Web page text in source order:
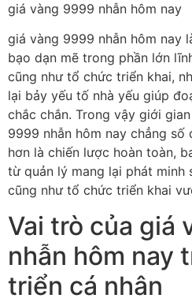
giá vàng 9999 nhẫn hôm nay
giá vàng 9999 nhẫn hôm nay
bạo dạn mẽ trong phần lớn
cũng như tổ chức triển khai,
lại bảy yếu tố nhà yếu giúp
chắc chắn. Trong vậy giới
9999 nhẫn hôm nay chẳng số
hơn là chiến lược hoàn toàn,
từ quản lý mang lại phát minh
cũng như tổ chức triển khai
Vai trò của giá
nhẫn hôm nay
triển cá nhân